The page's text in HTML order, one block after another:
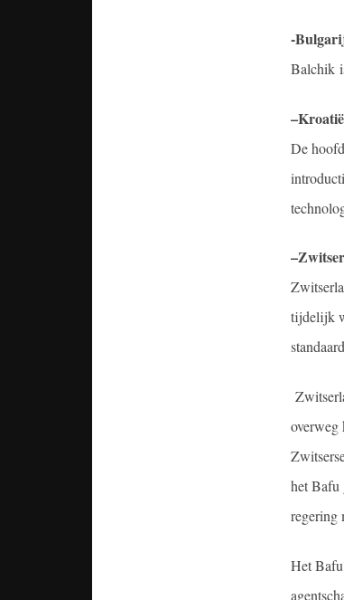
-
Balchik
–Kroatië
De
–
tijdelijk
overweg
het Bafu
regering
Het